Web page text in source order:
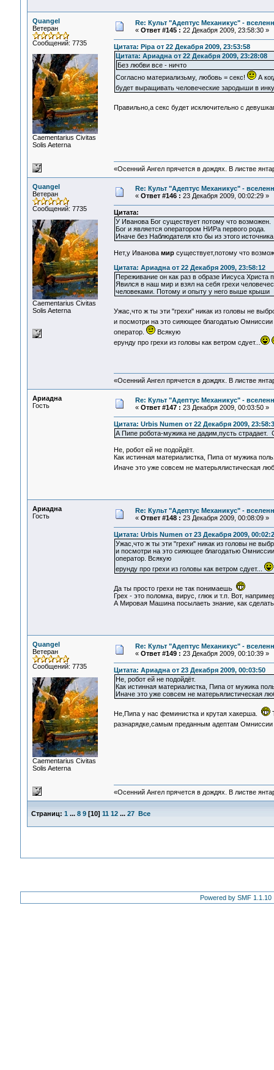
Quangel
Ветеран
Сообщений: 7735
Сaementarius Civitas
Solis Aeterna
Re: Культ "Адептус Механикус" -
« Ответ #145 : 22 Декабря 2009, 23:58:30 »
Цитата: Pipa от 22 Декабря 2009, 23:53:58
Цитата: Ариадна от 22 Декабря 2009, 23:28:08
Без любви все - ничто
Согласно материализьму, любовь = секс!
А
будет выращивать человеческие зародыши в
Правильно,а секс будет исключительно с
«Осенний Ангел прячется в дождях. В листве
Quangel
Ветеран
Сообщений: 7735
Сaementarius Civitas
Solis Aeterna
Re: Культ "Адептус Механикус" -
« Ответ #146 : 23 Декабря 2009, 00:02:29 »
Цитата:
У Иванова Бог существует потому что возможен.
Бог и является оператором НИРа первого рода.
Иначе без Наблюдателя кто бы из этого
Нет,у Иванова мирсуществует,потому что
Цитата: Ариадна от 22 Декабря 2009, 23:58:12
Переживание он как раз в образе Иисуса Христа
Явился в наш мир и взял на себя грехи
человеками. Потому и опыту у него выше крыши
Ужас,что ж ты эти "грехи" никак из головы не
и посмотри на это сияющее благодатью
оператор.
Всякую
ерунду про грехи из головы как ветром сдует...
«Осенний Ангел прячется в дождях. В листве
Ариадна
Гость
Re: Культ "Адептус Механикус" -
« Ответ #147 : 23 Декабря 2009, 00:03:50 »
Цитата: Urbis Numen от 22 Декабря 2009,
А Пипе робота-мужика не дадим,пусть
Не, робот ей не подойдёт.
Как истинная материалистка, Пипа от мужика
Иначе это уже совсем не матерьялистическая
Ариадна
Гость
Re: Культ "Адептус Механикус" -
« Ответ #148 : 23 Декабря 2009, 00:08:09 »
Цитата: Urbis Numen от 23 Декабря 2009,
Ужас,что ж ты эти "грехи" никак из головы не
и посмотри на это сияющее благодатью
оператор. Всякую
ерунду про грехи из головы как ветром сдует...
Да ты просто грехи не так понимаешь
Грех - это поломка, вирус, глюк и т.п. Вот,
А Мировая Машина посылаеть знание, как
Quangel
Ветеран
Сообщений: 7735
Сaementarius Civitas
Solis Aeterna
Re: Культ "Адептус Механикус" -
« Ответ #149 : 23 Декабря 2009, 00:10:39 »
Цитата: Ариадна от 23 Декабря 2009, 00:03:50
Не, робот ей не подойдёт.
Как истинная материалистка, Пипа от мужика
Иначе это уже совсем не матерьялистическая
Не,Пипа у нас феминистка и крутая хакерша.
разнарядке,самым преданным адептам
«Осенний Ангел прячется в дождях. В листве
Страниц: 1 ... 8 9[10] 11 12 ... 27 Все
Powered by SMF 1.1.10